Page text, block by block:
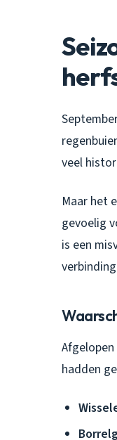
veel
Maar het
gevoelig
is een
hadden